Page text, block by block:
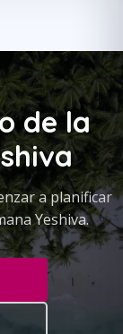
de la
a planificar
Yeshiva.